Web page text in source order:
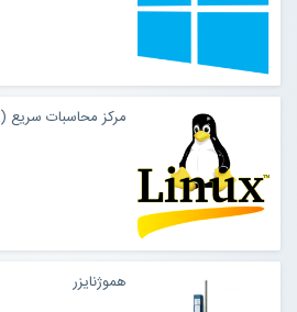
مرکز محاسبات سریع (HPC-LINUX)
هموژنایزر